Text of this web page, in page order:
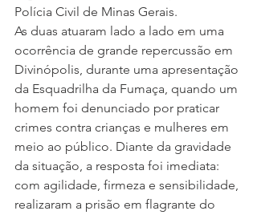
Polícia Civil de Minas Gerais.
As duas atuaram lado a lado em uma
ocorrência de grande repercussão em
Divinópolis, durante uma apresentação
da Esquadrilha da Fumaça, quando um
homem foi denunciado por praticar
crimes contra crianças e mulheres em
meio ao público. Diante da gravidade
da situação, a resposta foi imediata:
com agilidade, firmeza e sensibilidade,
realizaram a prisão em flagrante do